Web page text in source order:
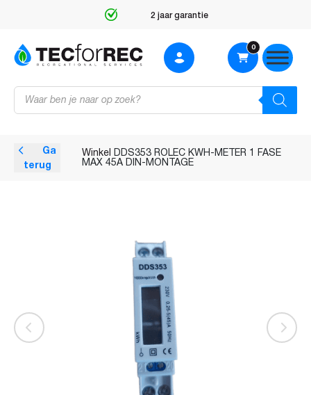
2 jaar garantie
Producten
zoeken
0
terug
Winkel DDS353 ROLEC KWH-METER 1 FASE
MAX 45A DIN-MONTAGE